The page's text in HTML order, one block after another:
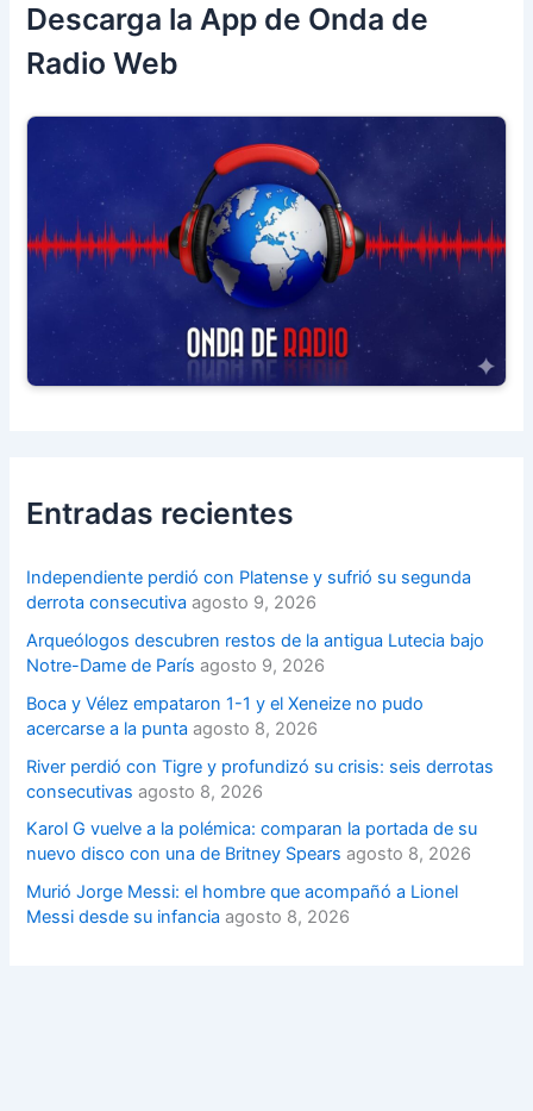
Descarga la App de Onda de
Radio Web
Entradas recientes
Independiente perdió con Platense y sufrió su segunda
derrota consecutiva agosto 9, 2026
Arqueólogos descubren restos de la antigua Lutecia bajo
Notre-Dame de París agosto 9, 2026
Boca y Vélez empataron 1-1 y el Xeneize no pudo
acercarse a la punta agosto 8, 2026
River perdió con Tigre y profundizó su crisis: seis derrotas
consecutivas agosto 8, 2026
Karol G vuelve a la polémica: comparan la portada de su
nuevo disco con una de Britney Spears agosto 8, 2026
Murió Jorge Messi: el hombre que acompañó a Lionel
Messi desde su infancia agosto 8, 2026